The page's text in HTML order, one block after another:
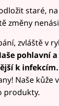
staré,
změny
zvláště v
pohlavní
k infekcím.
Naše kůže
produkty.